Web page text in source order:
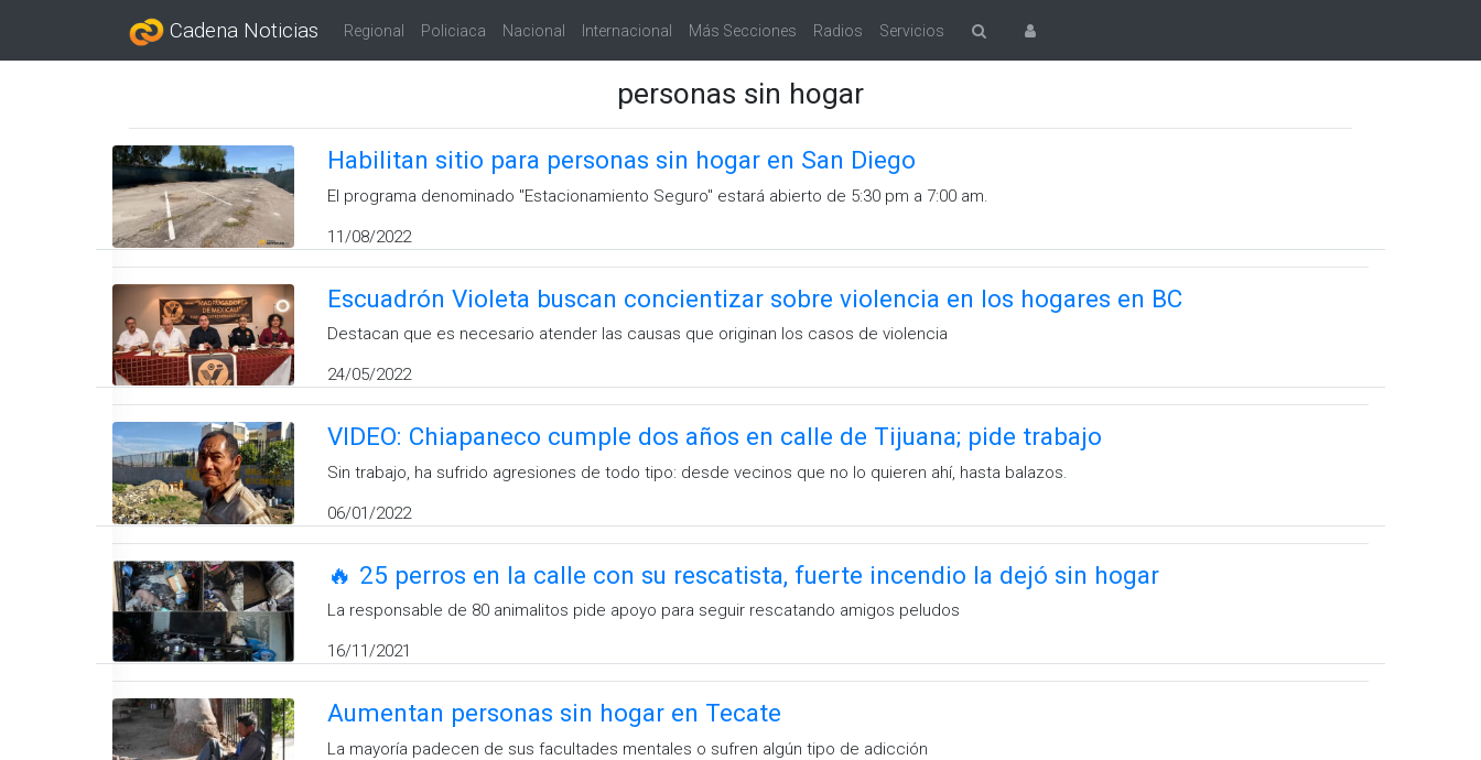
Cadena Noticias Regional Policiaca Nacional Internacional Más Secciones Radios Servicios
personas sin hogar
Habilitan sitio para personas sin hogar en San Diego
El programa denominado "Estacionamiento Seguro" estará abierto de 5:30 pm a 7:00 am.
11/08/2022
Escuadrón Violeta buscan concientizar sobre violencia en los hogares en BC
Destacan que es necesario atender las causas que originan los casos de violencia
24/05/2022
VIDEO: Chiapaneco cumple dos años en calle de Tijuana; pide trabajo
Sin trabajo, ha sufrido agresiones de todo tipo: desde vecinos que no lo quieren ahí, hasta balazos.
06/01/2022
🔥 25 perros en la calle con su rescatista, fuerte incendio la dejó sin hogar
La responsable de 80 animalitos pide apoyo para seguir rescatando amigos peludos
16/11/2021
Aumentan personas sin hogar en Tecate
La mayoría padecen de sus facultades mentales o sufren algún tipo de adicción